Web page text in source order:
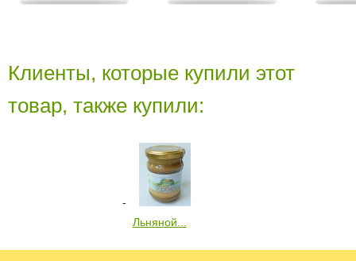
Клиенты, которые купили этот
товар, также купили:
Льняной...